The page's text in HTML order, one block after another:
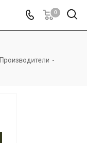
0
Производители -